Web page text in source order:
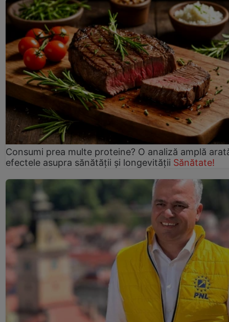
Consumi prea multe proteine? O analiză amplă
efectele asupra sănătății și longevității Sănătate!